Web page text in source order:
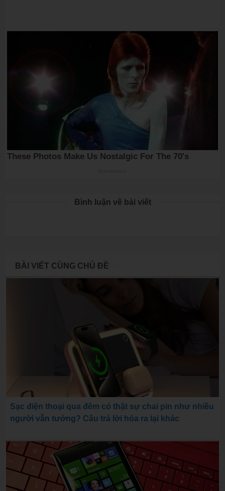
Bình luận về bài viết
BÀI VIẾT CÙNG CHỦ ĐỀ
Sạc điện thoại qua đêm có thật sự chai pin như nhiều
người vẫn tưởng? Câu trả lời hóa ra lại khác